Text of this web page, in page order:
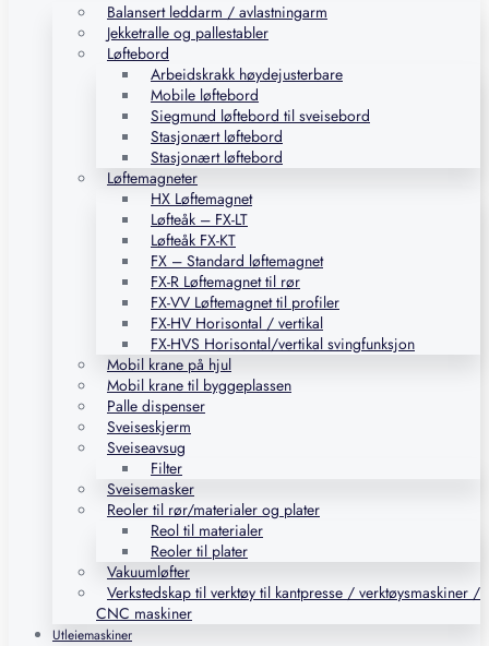
Balansert leddarm / avlastningarm
Jekketralle og pallestabler
Løftebord
Arbeidskrakk høydejusterbare
Mobile løftebord
Siegmund løftebord til sveisebord
Stasjonært løftebord
Stasjonært løftebord
Løftemagneter
HX Løftemagnet
Løfteåk – FX-LT
Løfteåk FX-KT
FX – Standard løftemagnet
FX-R Løftemagnet til rør
FX-VV Løftemagnet til profiler
FX-HV Horisontal / vertikal
FX-HVS Horisontal/vertikal svingfunksjon
Mobil krane på hjul
Mobil krane til byggeplassen
Palle dispenser
Sveiseskjerm
Sveiseavsug
Filter
Sveisemasker
Reoler til rør/materialer og plater
Reol til materialer
Reoler til plater
Vakuumløfter
Verkstedskap til verktøy til kantpresse / verktøysmaskiner /
CNC maskiner
Utleiemaskiner